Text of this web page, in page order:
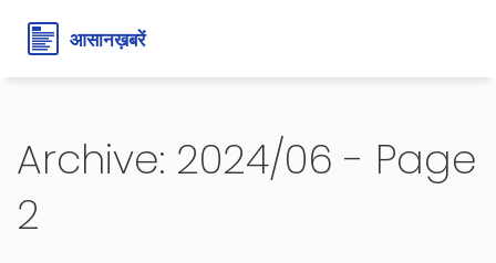
Archive: 2024/06 - Page
2